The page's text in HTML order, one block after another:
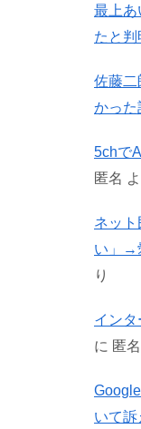
最上あ
たと判
佐藤二
かった
5chで
匿名
ネッ
い」→
り
イン
に 匿名
いて